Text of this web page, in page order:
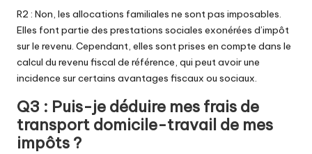
R2 : Non, les allocations familiales ne sont pas imposables.
Elles font partie des prestations sociales exonérées d’impôt
sur le revenu. Cependant, elles sont prises en compte dans le
calcul du revenu fiscal de référence, qui peut avoir une
incidence sur certains avantages fiscaux ou sociaux.
Q3 : Puis-je déduire mes frais de
transport domicile-travail de mes
impôts ?